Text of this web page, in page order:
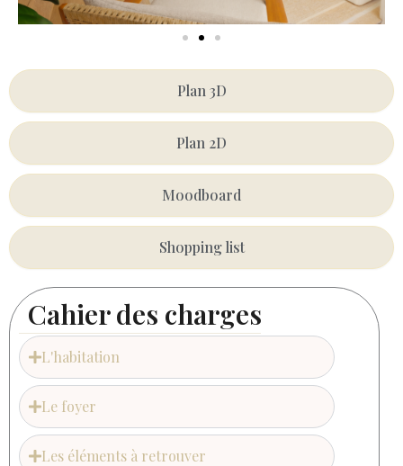
Plan 3D
Plan 2D
Moodboard
Shopping list
Cahier des charges
L'habitation
Le foyer
Les éléments à retrouver